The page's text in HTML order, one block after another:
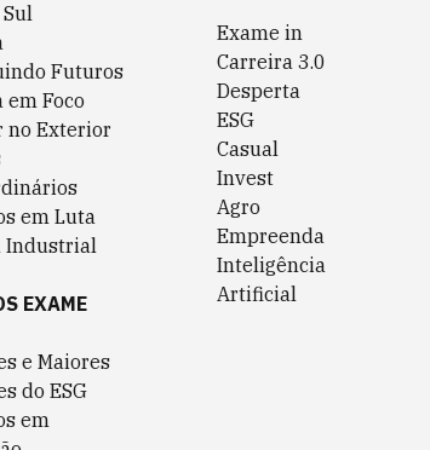
Sul
Futuros
em Foco
no Exterior
em Luta
Industrial
EXAME
e Maiores
do ESG
em
Exame in
Carreira 3.0
Desperta
ESG
Casual
Invest
Agro
Empreenda
Inteligência
Artificial